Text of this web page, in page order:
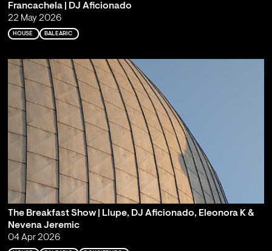
Francachela | DJ Aficionado
22 May 2026
HOUSE BALEARIC
The Breakfast Show | Llupe, DJ Aficionado, Eleonora K &
Nevena Jeremic
04 Apr 2026